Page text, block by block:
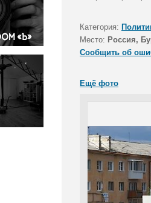
Категория:
Место: Россия,
Сообщить об
Ещё фото